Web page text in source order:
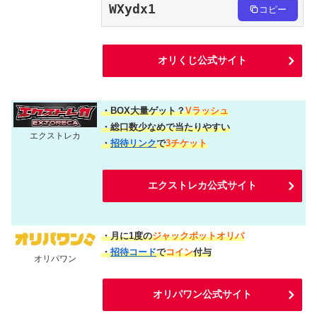
WXydx1 コピー
オリくじ公式サイト
エクストレカ
・BOX大量ゲット？Vラッシュ
・総口数少なめで当たりやすい
・招待リンクで3チケット
エクストレカ公式サイト
オリパワン
・月に1度のジャックポットオリパ
・招待コードでコイン付与
オリパワン公式サイト